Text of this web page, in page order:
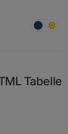
Tabelle